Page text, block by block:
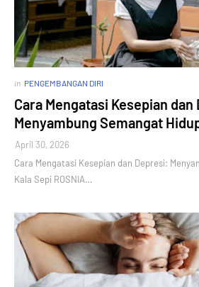
in PENGEMBANGAN DIRI
Cara Mengatasi Kesepian dan
Menyambung Semangat
April 30, 2026
Cara Mengatasi Kesepian dan Depresi:
Kala Sepi ROSNIA…